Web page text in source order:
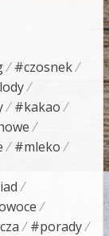
#czosnek
#kakao
#mleko
#porady